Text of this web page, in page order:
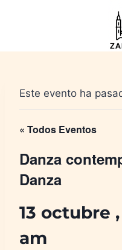
Este evento ha
« Todos Eventos
Danza
Danza
13 octubre ,
am